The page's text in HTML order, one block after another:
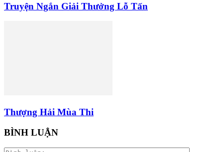
Truyện Ngắn Giải Thưởng Lỗ Tấn
Thượng Hải Mùa Thi
BÌNH LUẬN